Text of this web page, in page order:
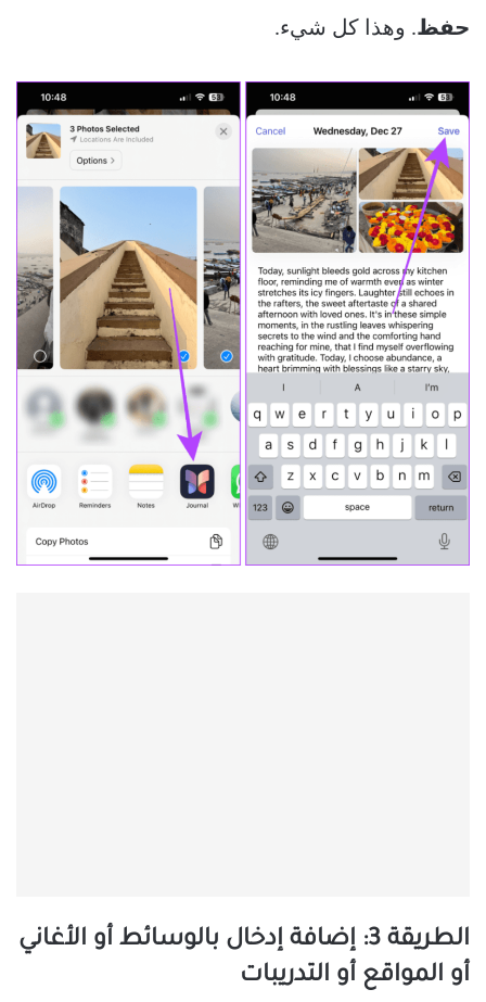
حفظ. وهذا كل شيء.
الطريقة 3: إضافة إدخال بالوسائط أو الأغاني
أو المواقع أو التدريبات